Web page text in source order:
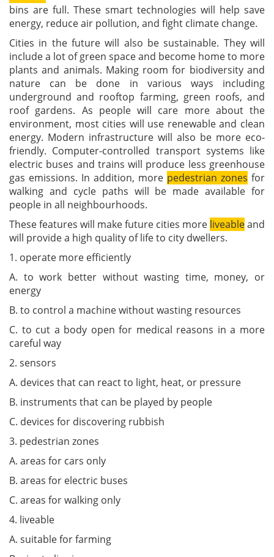
bins are full. These smart technologies will help save
energy, reduce air pollution, and fight climate change.
Cities in the future will also be sustainable. They will
include a lot of green space and become home to more
plants and animals. Making room for biodiversity and
nature can be done in various ways including
underground and rooftop farming, green roofs, and
roof gardens. As people will care more about the
environment, most cities will use renewable and clean
energy. Modern infrastructure will also be more eco-
friendly. Computer-controlled transport systems like
electric buses and trains will produce less greenhouse
gas emissions. In addition, more pedestrian zones for
walking and cycle paths will be made available for
people in all neighbourhoods.
These features will make future cities more liveableand
will provide a high quality of life to city dwellers.
1. operate more efficiently
A. to work better without wasting time, money, or
energy
B. to control a machine without wasting resources
C. to cut a body open for medical reasons in a more
careful way
2. sensors
A. devices that can react to light, heat, or pressure
B. instruments that can be played by people
C. devices for discovering rubbish
3. pedestrian zones
A. areas for cars only
B. areas for electric buses
C. areas for walking only
4. liveable
A. suitable for farming